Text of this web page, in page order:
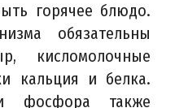
горячее блюдо.
обязательны
кисломолочные
кальция и белка.
фосфора также